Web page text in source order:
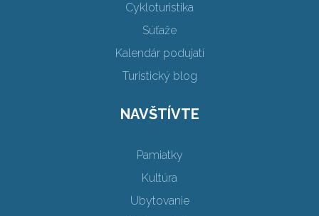
Cykloturistika
Súťaže
Kalendár podujatí
Turistický blog
NAVŠTÍVTE
Pamiatky
Kultúra
Ubytovanie